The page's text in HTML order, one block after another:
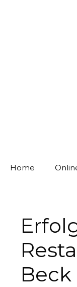
Home